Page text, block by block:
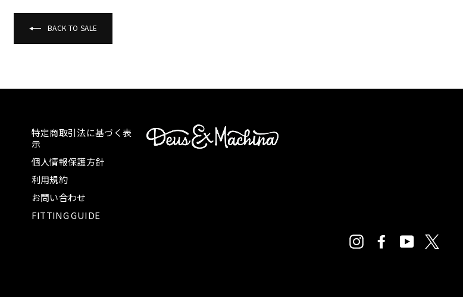
BACK TO SALE
特定商取引法に基づく表
示
個人情報保護方針
利用規約
お問い合わせ
FITTING GUIDE
InstagramFacebookYouTube